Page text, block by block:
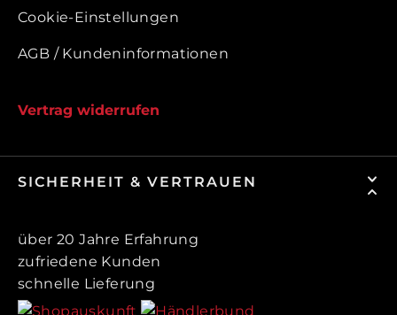
Cookie-Einstellungen
AGB / Kundeninformationen
Vertrag widerrufen
SICHERHEIT & VERTRAUEN
über 20 Jahre Erfahrung
zufriedene Kunden
schnelle Lieferung